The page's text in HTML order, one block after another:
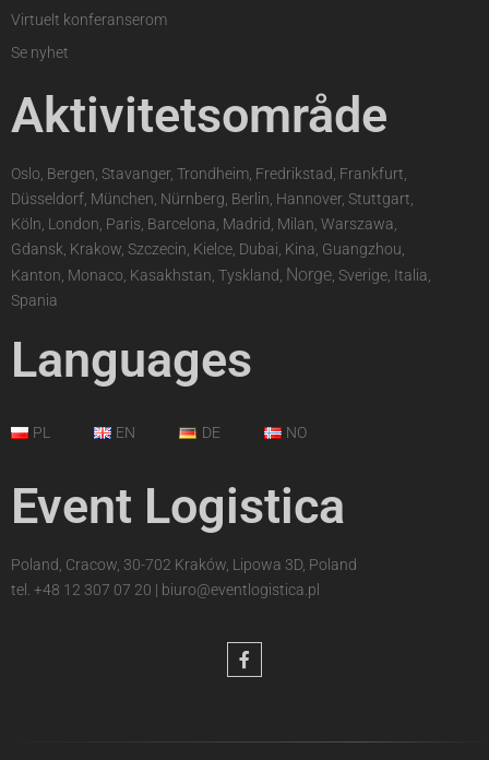
Virtuelt konferanserom
Se nyhet
Aktivitetsområde
Oslo, Bergen, Stavanger, Trondheim, Fredrikstad, Frankfurt,
Düsseldorf, München, Nürnberg, Berlin, Hannover, Stuttgart,
Köln, London, Paris, Barcelona, Madrid, Milan, Warszawa,
Gdansk, Krakow, Szczecin, Kielce, Dubai, Kina, Guangzhou,
Kanton, Monaco, Kasakhstan, Tyskland, Norge , Sverige, Italia,
Spania
Languages
PL EN DE NO
Event Logistica
Poland, Cracow, 30-702 Kraków, Lipowa 3D, Poland
tel. +48 12 307 07 20 | biuro@eventlogistica.pl